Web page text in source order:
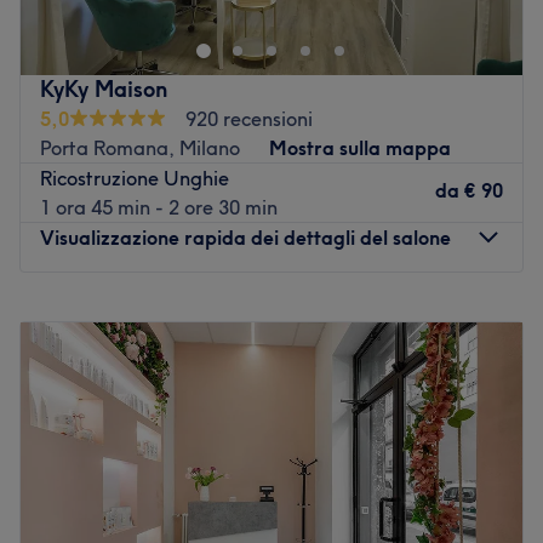
l'ideale per chi desidera rinnovare il fascino di mani e
piedi. Professionisti delle unghie, lo staff riserva
trattamenti in grado di soddisfare qualsiasi esigenza
della clientela ed i risultati ottenuti sono immediati e
duraturi. Tra questi si possono trovare manicure e
pedicure spa ed allungamento delle unghie in gel. Per
realizzare al meglio tutti i servizi, lo staff si affida ai
prodotti CND Shellac, OPI e Chanel.
KyKy Maison
5,0
920 recensioni
Porta Romana, Milano
Mostra sulla mappa
Ricostruzione Unghie
1 ora 45 min - 2 ore 30 min
da € 90
Visualizzazione rapida dei dettagli del salone
Martedì
08:00–20:30
Mercoledì
08:00–20:30
Giovedì
08:00–20:30
Venerdì
08:00–20:30
09:00–19:00
Chiuso
Il salone Kyky Maison è un centro estetico situato al